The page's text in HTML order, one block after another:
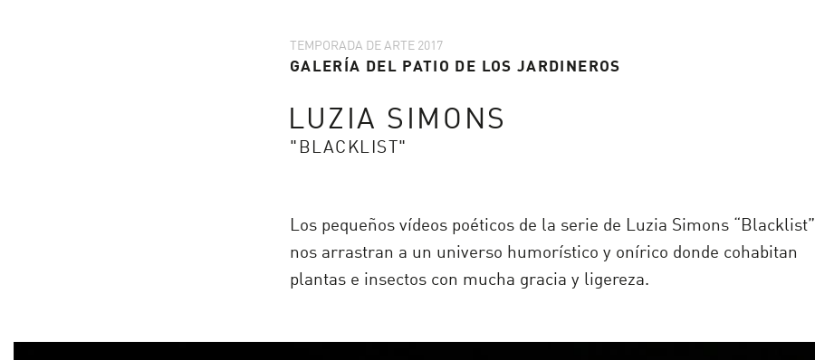
TEMPORADA DE ARTE 2017
GALERÍA DEL PATIO DE LOS JARDINEROS
LUZIA SIMONS
"BLACKLIST"
Los pequeños vídeos poéticos de la serie de Luzia Simons “Blacklist”
nos arrastran a un universo humorístico y onírico donde cohabitan
plantas e insectos con mucha gracia y ligereza.